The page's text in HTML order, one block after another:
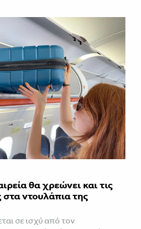
θα χρεώνει και τις
ντουλάπια της
σε ισχύ από τον